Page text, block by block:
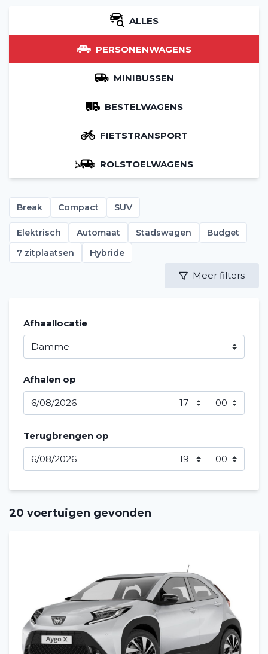
ALLES
PERSONENWAGENS
MINIBUSSEN
BESTELWAGENS
FIETSTRANSPORT
ROLSTOELWAGENS
Break Compact SUV
Elektrisch Automaat Stadswagen
Budget
7 zitplaatsen
Hybride
Meer filters
Afhaallocatie
Afhalen op
Terugbrengen op
20 voertuigen gevonden